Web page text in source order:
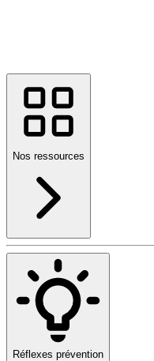
Nos ressources
Réflexes prévention